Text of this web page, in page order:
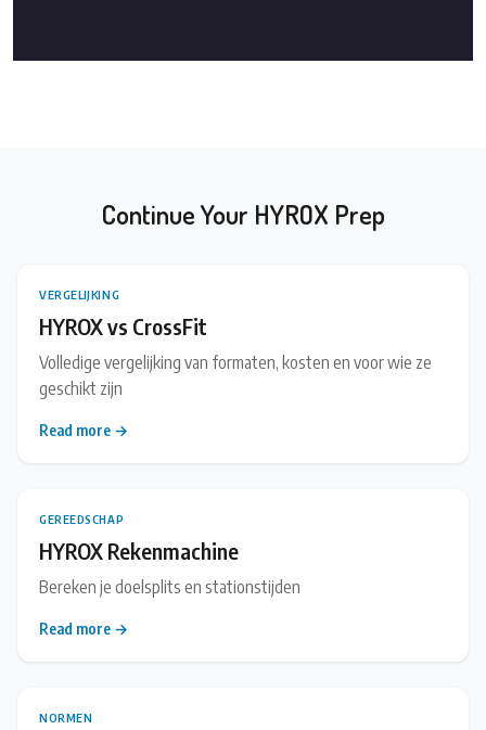
Continue Your HYROX Prep
VERGELIJKING
HYROX vs CrossFit
Volledige vergelijking van formaten, kosten en voor wie ze
geschikt zijn
Read more →
GEREEDSCHAP
HYROX Rekenmachine
Bereken je doelsplits en stationstijden
Read more →
NORMEN